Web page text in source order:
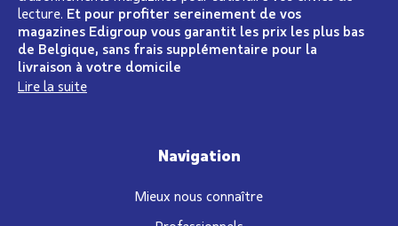
lecture. Et pour profiter sereinement de vos
magazines Edigroup vous garantit les prix les plus bas
de Belgique, sans frais supplémentaire pour la
livraison à votre domicile
Lire la suite
Navigation
Mieux nous connaître